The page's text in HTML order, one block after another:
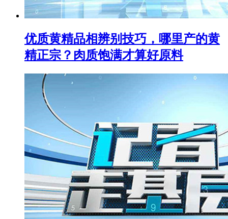
优质黄精品相辨别技巧，哪里产的黄
精正宗？肉质饱满才算好原料